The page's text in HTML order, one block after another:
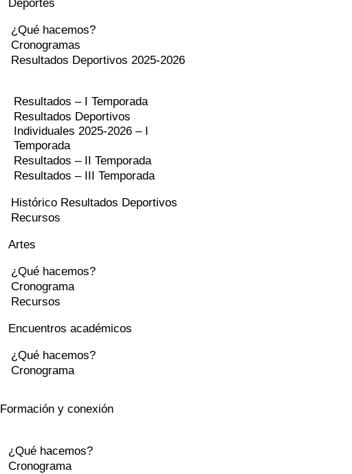
Deportes
¿Qué hacemos?
Cronogramas
Resultados Deportivos 2025-2026
Resultados – I Temporada
Resultados Deportivos
Individuales 2025-2026 – I
Temporada
Resultados – II Temporada
Resultados – III Temporada
Histórico Resultados Deportivos
Recursos
Artes
¿Qué hacemos?
Cronograma
Recursos
Encuentros académicos
¿Qué hacemos?
Cronograma
Formación y conexión
¿Qué hacemos?
Cronograma